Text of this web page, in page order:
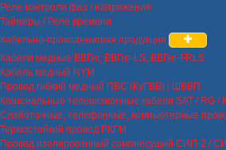
Реле контроля фаз / напряжения
Таймеры / Реле времени
Кабельно-проводниковая продукция
Кабели медные ВВГнг, ВВГнг-LS, ВВГнг-FRLS
Кабель медный NYM
Провод гибкий медный ПВС (КуГВВ) / ШВВП
Коаксиальные телевизионные кабели SAT / RG /
Слаботочные, телефонные, компьютерные
Термостойкий провод РКГМ
Провод изолированный самонесущий СИП-2 /